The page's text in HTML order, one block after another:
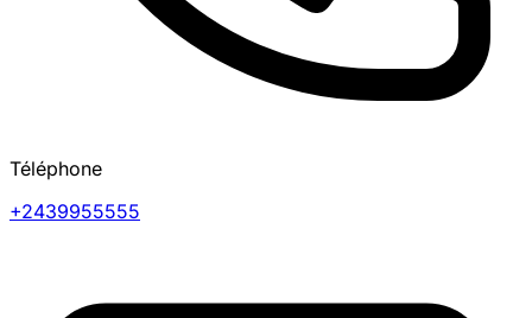
Téléphone
+2439955555